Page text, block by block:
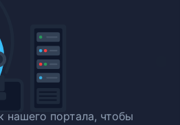
портала, чтобы